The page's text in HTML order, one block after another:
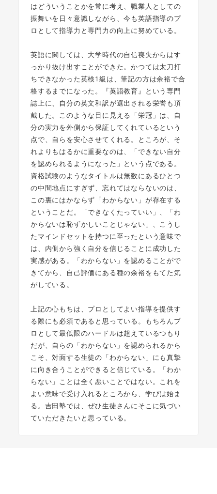
はどういうことかを常に考え、職業人としての
振舞いを日々意識しながら、今も英語指導のプ
ロとして指導力と専門力の向上に努めている。
英語に関しては、大学時代の自信喪失からはす
っかり抜け出すことができた。かつては太刀打
ちできなかった英検1級は、筆記の方は余裕で合
格するまでになった。『英語教育』という専門
誌上に、自分の英文和訳が選出される栄誉も頂
戴した。このような目に見える「栄冠」は、自
分の実力を外側から保証してくれているという
点で、自らを安心させてくれる。ところが、そ
れよりもはるかに重要なのは、「できない自分
を認められるようになった」という点である。
資格試験のようなタイトルは無数にあるひとつ
の中間地点にすぎず、忘れてはならないのは、
この裏にはかならず「わからない」が存在する
ということだ。「できなくたっていい」、「わ
からないは恥ずかしいことじゃない」、こうし
たマインドセットを持つに至ったという意味で
は、内側から強く自分を信じることに成功した
実感がある。「わからない」を認めることがで
きてから、自己評価にある種の余裕をもてた気
がしている。
上記の心もちは、プロとしてよい指導を提供す
る際にも必須であると思っている。もちろんプ
ロとして最低限のハードルは超えているつもり
だが、自らの「わからない」を認められるから
こそ、対面する生徒の「わからない」にも真摯
に向き合うことができると信じている。「わか
らない」ことは全く悪いことではない。これを
よい意味で受け入れるところから、学びは始ま
る。吉田塾では、ぜひ生徒さんにそこに気づい
ていただきたいと思っている。